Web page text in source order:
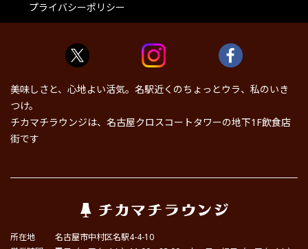
プライバシーポリシー
美味しさと、心地よい活気。名駅近くのちょっとウラ、私のいき
つけ。
チカマチラウンジは、名古屋クロスコートタワーの地下1F飲食店
街です
所在地
名古屋市中村区名駅4-4-10